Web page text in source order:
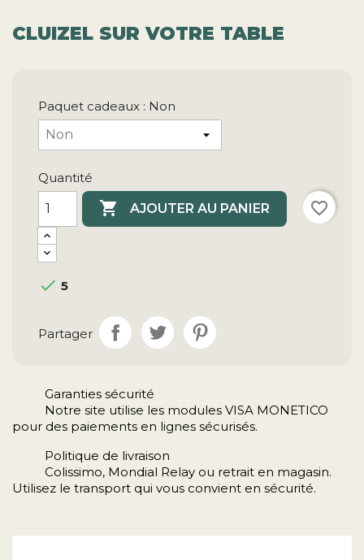
CLUIZEL SUR VOTRE TABLE
Paquet cadeaux : Non
Quantité
 AJOUTER AU PANIER favorite_border
 5
Partager
Garanties sécurité
Notre site utilise les modules VISA MONETICO
pour des paiements en lignes sécurisés.
Politique de livraison
Colissimo, Mondial Relay ou retrait en magasin.
Utilisez le transport qui vous convient en sécurité.